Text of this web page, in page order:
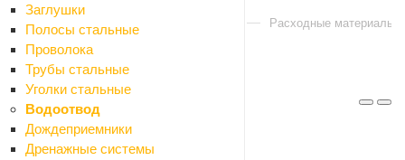
Заглушки
Полосы стальные
Проволока
Трубы стальные
Уголки стальные
Водоотвод
Дождеприемники
Дренажные системы
Главная Расходные материалы и
Артикул: 900246
Код: 112066